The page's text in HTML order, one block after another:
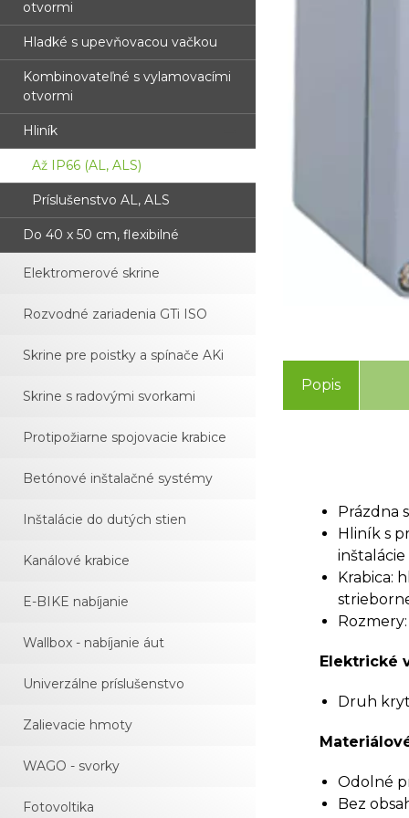
otvormi
Hladké s upevňovacou vačkou
Kombinovateľné s vylamovacími
otvormi
Hliník
Až IP66 (AL, ALS)
Príslušenstvo AL, ALS
Do 40 x 50 cm, flexibilné
Elektromerové skrine
Rozvodné zariadenia GTi ISO
Skrine pre poistky a spínače AKi
Skrine s radovými svorkami
Protipožiarne spojovacie krabice
Betónové inštalačné systémy
Inštalácie do dutých stien
Kanálové krabice
E-BIKE nabíjanie
Wallbox - nabíjanie áut
Univerzálne príslušenstvo
Zalievacie hmoty
WAGO - svorky
Fotovoltika
Popis
Prázdna
Hliník s
Krabica:
Rozmery:
Elektrické
Druh
Odolné
Bez